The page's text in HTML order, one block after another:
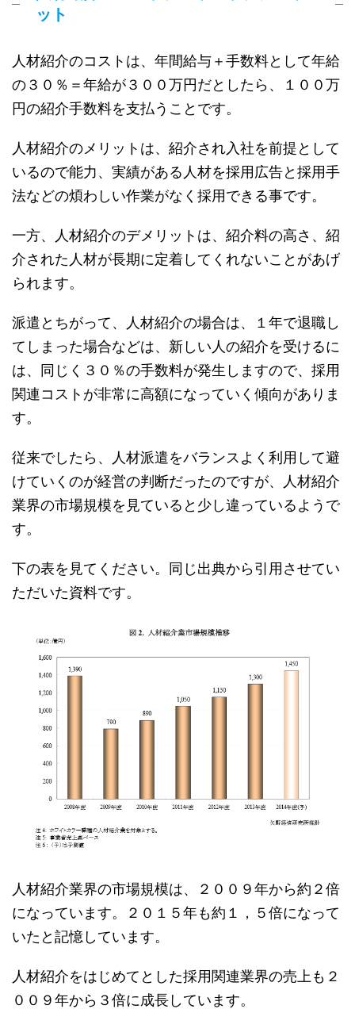
ット
人材紹介のコストは、年間給与＋手数料として年給
の３０％＝年給が３００万円だとしたら、１００万
円の紹介手数料を支払うことです。
人材紹介のメリットは、紹介され入社を前提として
いるので能力、実績がある人材を採用広告と採用手
法などの煩わしい作業がなく採用できる事です。
一方、人材紹介のデメリットは、紹介料の高さ、紹
介された人材が長期に定着してくれないことがあげ
られます。
派遣とちがって、人材紹介の場合は、１年で退職し
てしまった場合などは、新しい人の紹介を受けるに
は、同じく３０％の手数料が発生しますので、採用
関連コストが非常に高額になっていく傾向がありま
す。
従来でしたら、人材派遣をバランスよく利用して避
けていくのが経営の判断だったのですが、人材紹介
業界の市場規模を見ていると少し違っているようで
す。
下の表を見てください。同じ出典から引用させてい
ただいた資料です。
人材紹介業界の市場規模は、２００９年から約２倍
になっています。２０１５年も約１，５倍になって
いたと記憶しています。
人材紹介をはじめてとした採用関連業界の売上も２
００９年から３倍に成長しています。